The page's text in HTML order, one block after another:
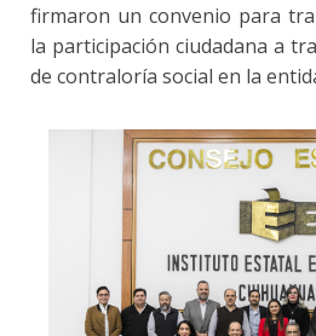
firmaron un convenio para
la participación ciudadana a
de contraloría social en la